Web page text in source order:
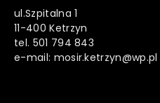
ul.Szpitalna 1
11-400 Ketrzyn
tel. 501 794 843
e-mail: mosir.ketrzyn@wp.pl